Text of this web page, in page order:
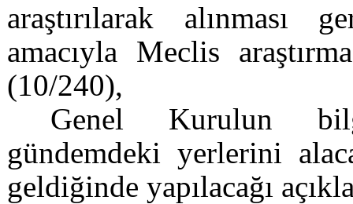
araştırılarak alınması
amacıyla Meclis
(10/240),
Genel Kurulun
gündemdeki yerlerini
geldiğinde yapılacağı